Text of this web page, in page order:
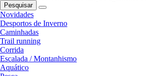
Pesquisar
Novidades
Desportos de Inverno
Caminhadas
Trail running
Corrida
Escalada / Montanhismo
Aquático